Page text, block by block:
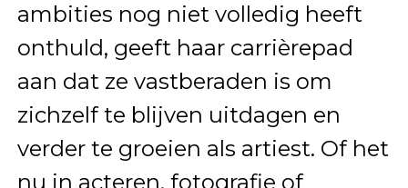
ambities nog niet volledig heeft
onthuld, geeft haar carrièrepad
aan dat ze vastberaden is om
zichzelf te blijven uitdagen en
verder te groeien als artiest. Of het
nu in acteren, fotografie of